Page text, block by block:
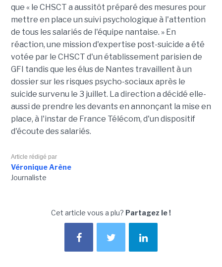
que « le CHSCT a aussitôt préparé des mesures pour
mettre en place un suivi psychologique à l'attention
de tous les salariés de l'équipe nantaise. » En
réaction, une mission d'expertise post-suicide a été
votée par le CHSCT d'un établissement parisien de
GFI tandis que les élus de Nantes travaillent à un
dossier sur les risques psycho-sociaux après le
suicide survenu le 3 juillet. La direction a décidé elle-
aussi de prendre les devants en annonçant la mise en
place, à l'instar de France Télécom, d'un dispositif
d'écoute des salariés.
Article rédigé par
Véronique Arène
Journaliste
Cet article vous a plu? Partagez le !